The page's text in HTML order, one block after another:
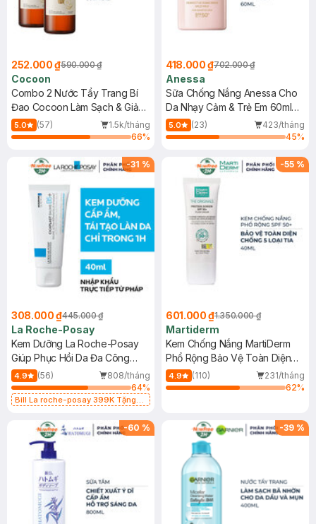
252.000 ₫590.000 ₫
Cocoon
Combo 2 Nước Tẩy Trang Bí
Đao Cocoon Làm Sạch & Giảm
Dầu 500ml
5.0 (57)
1.5k/tháng
66%
418.000 ₫702.000 ₫
Anessa
Sữa Chống Nắng Anessa Cho
Da Nhạy Cảm & Trẻ Em 60ml
(Mới)
5.0 (23)
423/tháng
45%
-31 %
308.000 ₫445.000 ₫
La Roche-Posay
Kem Dưỡng La Roche-Posay
Giúp Phục Hồi Da Đa Công
Dụng 40ml
4.9 (56)
808/tháng
64%
Bill La roche-posay 399K Tặng
(SL có hạn)
-55 %
601.000 ₫1.350.000 ₫
Martiderm
Kem Chống Nắng MartiDerm
Phổ Rộng Bảo Vệ Toàn Diện
40ml
4.9 (110)
231/tháng
62%
-60 % -39 %